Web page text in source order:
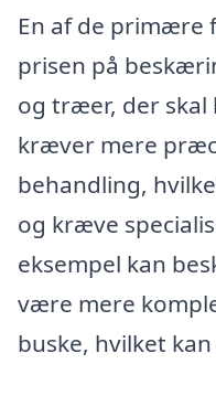
En af de primære
prisen på
og træer, der
kræver mere
behandling,
og kræve
eksempel kan
være mere
buske, hvilket